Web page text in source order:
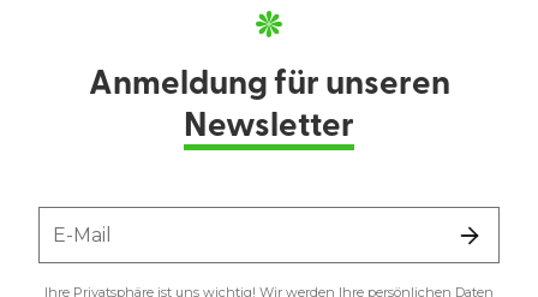
Anmeldung für unseren
Newsletter
E-Mail
Ihre Privatsphäre ist uns wichtig! Wir werden Ihre persönlichen Daten